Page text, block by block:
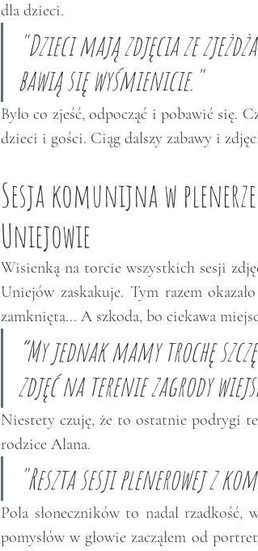
dla dzieci.
"Dzieci mają zdjęcia ze
bawią się wyśmienicie."
Było co zjeść, odpocząć i pobawić się.
dzieci i gości. Ciąg dalszy zabawy i
Sesja komunijna w
Uniejowie
Wisienką na torcie wszystkich sesji
Uniejów zaskakuje. Tym razem
zamknięta... A szkoda, bo ciekawa
“My jednak mamy trochę
zdjęć na terenie zagrody
Niestety czuję, że to ostatnie podrygi
rodzice Alana.
"Reszta sesji plenerowej z
Pola słoneczników to nadal rzadkość,
pomysłów w głowie zacząłem od